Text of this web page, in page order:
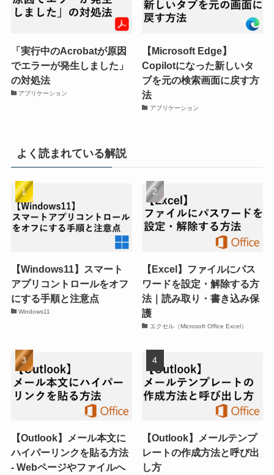
「実行中のAcrobatが原因
でエラーが発生しました」
の対処法
アプリケーション
【Microsoft Edge】
Copilotになった新しいタ
ブを元の検索画面に戻す方
法
アプリケーション
よく読まれている解説
【Windows11】スマート
アプリコントロールをオフ
にする手順と注意点
Windows11
【Excel】ファイルにパス
ワードを設定・解除する方
法｜読み取り・書き込み保
護
エクセル（Microsoft Office Excel）
【Outlook】メール本文に
ハイパーリンクを貼る方法
- Webページやファイルへ
【Outlook】メールテンプ
レートの作成方法と呼び出
し方